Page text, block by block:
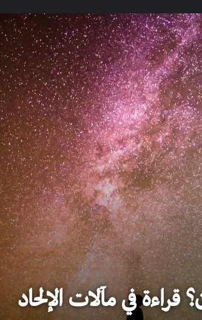
في مآلات الإلحاد